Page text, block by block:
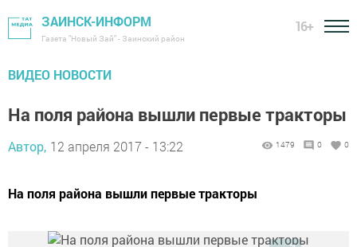
ЗАИНСК-ИНФОРМ
Газета "Новый Зай" - Заинский район
16+
ВИДЕО НОВОСТИ
На поля района вышли первые тракторы
Автор, 12 апреля 2017 - 13:22 1479 0 0
На поля района вышли первые тракторы